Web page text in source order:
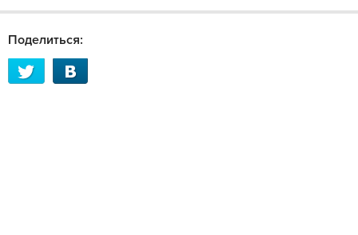
Поделиться: